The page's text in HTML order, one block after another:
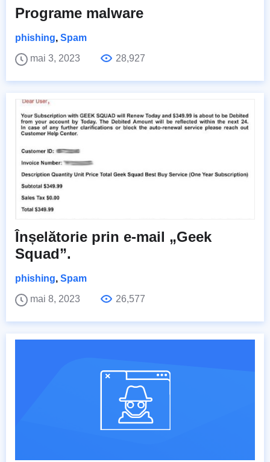
Programe malware
phishing, Spam
mai 3, 2023
28,927
Înșelătorie prin e-mail „Geek
Squad”.
phishing, Spam
mai 8, 2023
26,577